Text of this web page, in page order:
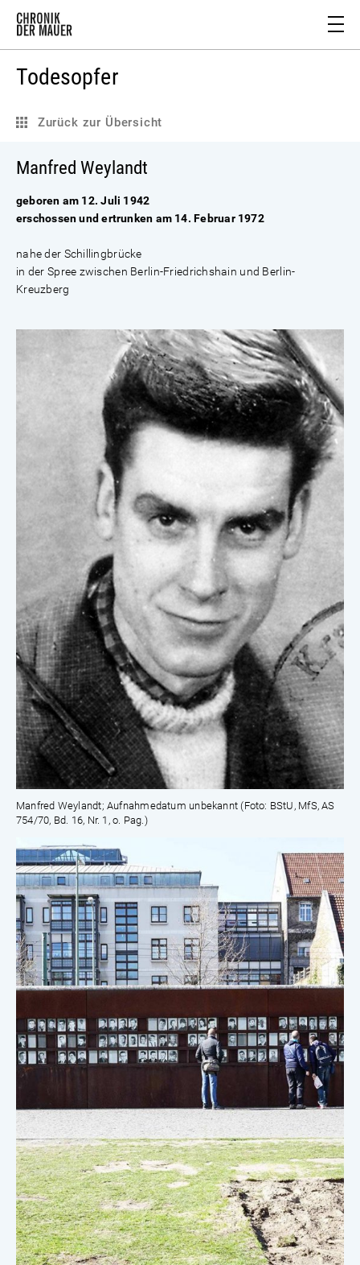
Todesopfer
Zurück zur Übersicht
Manfred Weylandt; Aufnahmedatum unbekannt (Foto: BStU, MfS, AS
754/70, Bd. 16, Nr. 1, o. Pag.)
Manfred Weylandt
geboren am 12. Juli 1942
erschossen und ertrunken am 14. Februar 1972
nahe der Schillingbrücke
in der Spree zwischen Berlin-Friedrichshain und Berlin-
Kreuzberg